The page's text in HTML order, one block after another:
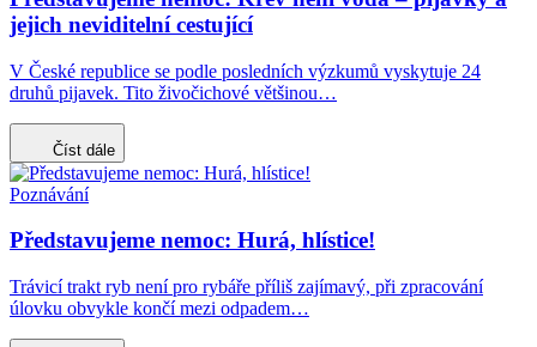
jejich neviditelní cestující
V České republice se podle posledních výzkumů vyskytuje 24
druhů pijavek. Tito živočichové většinou…
Číst dále
Poznávání
Představujeme nemoc: Hurá, hlístice!
Trávicí trakt ryb není pro rybáře příliš zajímavý, při zpracování
úlovku obvykle končí mezi odpadem…